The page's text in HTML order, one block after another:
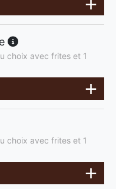
choix avec frites et 1
choix avec frites et 1